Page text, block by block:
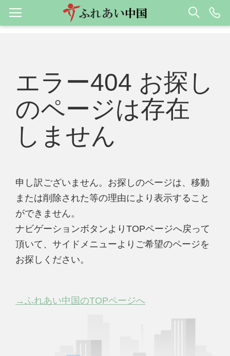
エラー404 お探し
のページは存在
しません
申し訳ございません。お探しのページは、移動
または削除された等の理由により表示すること
ができません。
ナビゲーションボタンよりTOPページへ戻って
頂いて、サイドメニューよりご希望のページを
お探しください。
→ふれあい中国のTOPページへ